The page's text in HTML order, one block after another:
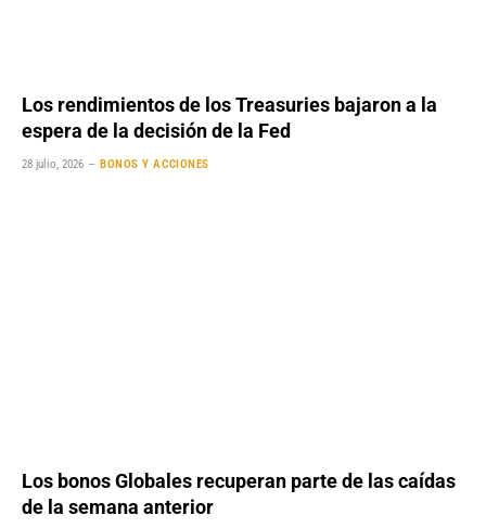
Los rendimientos de los Treasuries bajaron a la
espera de la decisión de la Fed
28 julio, 2026 BONOS Y ACCIONES
Los bonos Globales recuperan parte de las caídas
de la semana anterior